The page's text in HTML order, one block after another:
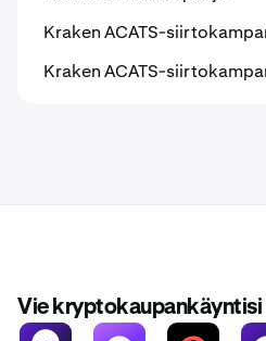
Kraken ACATS-
Kraken ACATS-
Vie kryptokaupankäyntisi